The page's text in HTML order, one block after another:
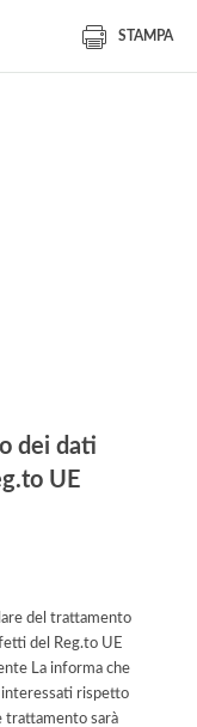
STAMPA
dei dati
UE
del trattamento
del Reg.to UE
La informa che
interessati rispetto
trattamento sarà